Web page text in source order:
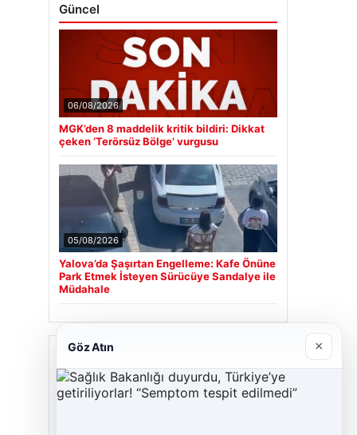
Güncel
06/08/2026
MGK’den 8 maddelik kritik bildiri: Dikkat
çeken ‘Terörsüz Bölge’ vurgusu
05/08/2026
Yalova’da Şaşırtan Engelleme: Kafe Önüne
Park Etmek İsteyen Sürücüye Sandalye ile
Müdahale
Son Eklenen Firmalar
Cengiz Sigorta
Göz Atın ×